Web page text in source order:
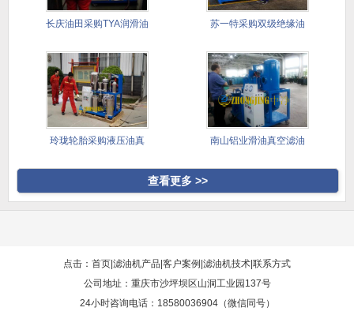
长庆油田采购TYA润滑油 苏一特采购双级绝缘油
玲珑轮胎采购液压油真 南山铝业滑油真空滤油
查看更多 >>
点击：首页 滤油机产品 客户案例 滤油机技术 联系方式
公司地址：重庆市沙坪坝区山洞工业园137号
24小时咨询电话：18580036904（微信同号）